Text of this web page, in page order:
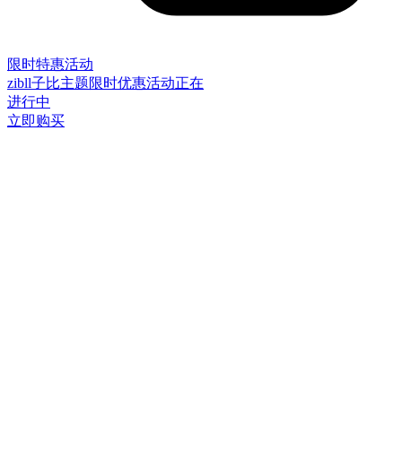
限时特惠活动
zibll子比主题限时优惠活动正在
进行中
立即购买